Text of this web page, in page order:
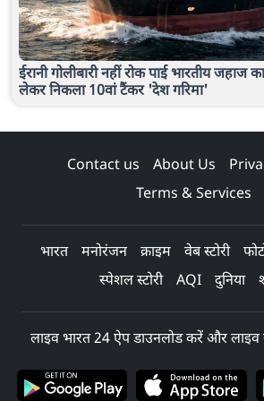
ईरानी गोलीबारी नहीं रोक पाई भारतीय जहाज
लेकर निकला 10वां टैंकर 'देश गरिमा'
Contact us About Us
Terms & Services
भारत मनोरंजन क्राइम वेब स्टोरी
स्पेशल स्टोरी
AQI दुनिया
लाइव भारत 24 ऐप डाउनलोड करें और लाइव